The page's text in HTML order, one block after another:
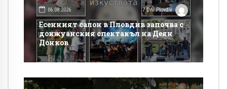
06.08.2026 7 Dni Plovdiv
Есенният салон в Пловдив започва с
донжуанския спектакъл на Деян
Донков